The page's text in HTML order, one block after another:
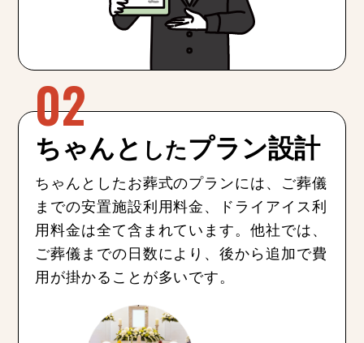
ちゃんと したプラン設計
ちゃんとしたお葬式のプランには、ご葬儀
までの安置施設利用料金、ドライアイス利
用料金は全て含まれています。他社では、
ご葬儀までの日数により、後から追加で費
用が掛かることが多いです。